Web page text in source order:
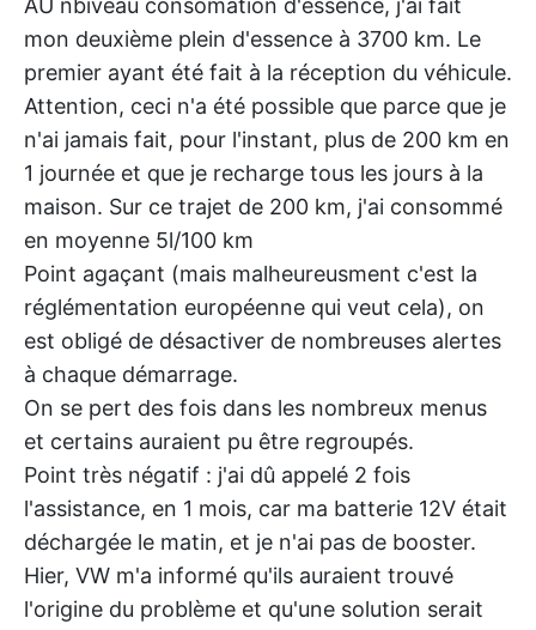
mon deuxième plein d'essence à 3700 km. Le
premier ayant été fait à la réception du véhicule.
Attention, ceci n'a été possible que parce que je
n'ai jamais fait, pour l'instant, plus de 200 km en
1 journée et que je recharge tous les jours à la
maison. Sur ce trajet de 200 km, j'ai consommé
en moyenne 5l/100 km
Point agaçant (mais malheureusment c'est la
réglémentation européenne qui veut cela), on
est obligé de désactiver de nombreuses alertes
à chaque démarrage.
On se pert des fois dans les nombreux menus
et certains auraient pu être regroupés.
Point très négatif : j'ai dû appelé 2 fois
l'assistance, en 1 mois, car ma batterie 12V était
déchargée le matin, et je n'ai pas de booster.
Hier, VW m'a informé qu'ils auraient trouvé
l'origine du problème et qu'une solution serait